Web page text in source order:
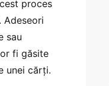
proces
Adeseori
sau
fi găsite
unei cărți.